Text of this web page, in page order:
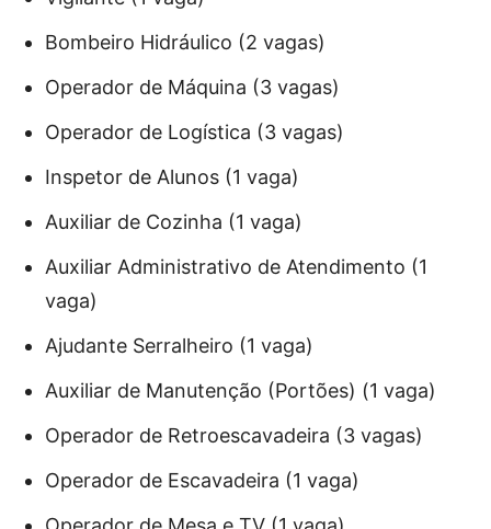
Bombeiro Hidráulico (2 vagas)
Operador de Máquina (3 vagas)
Operador de Logística (3 vagas)
Inspetor de Alunos (1 vaga)
Auxiliar de Cozinha (1 vaga)
Auxiliar Administrativo de Atendimento (1
vaga)
Ajudante Serralheiro (1 vaga)
Auxiliar de Manutenção (Portões) (1 vaga)
Operador de Retroescavadeira (3 vagas)
Operador de Escavadeira (1 vaga)